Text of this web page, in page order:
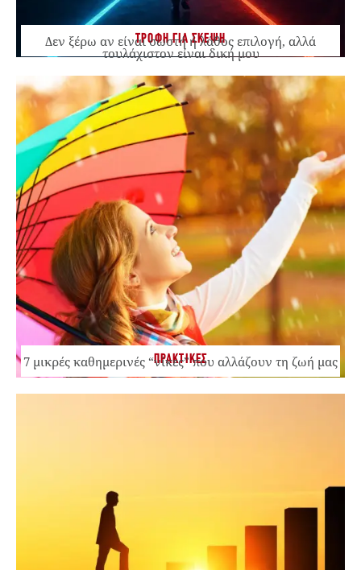
ΤΡΟΦΗ ΓΙΑ ΣΚΕΨΗ
Δεν ξέρω αν είναι σωστή ή λάθος επιλογή, αλλά
τουλάχιστον είναι δική μου
ΠΡΑΚΤΙΚΕΣ
7 μικρές καθημερινές “νίκες” που αλλάζουν τη ζωή μας